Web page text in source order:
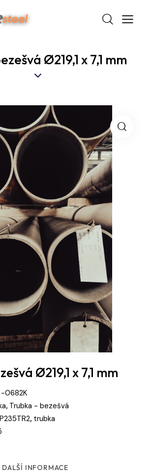
Ø219,1 x 7,1 mm
Ø219,1 x 7,1 mm
0682K
, Trubka - bezešvá
P235TR2, trubka
DALŠÍ INFORMACE